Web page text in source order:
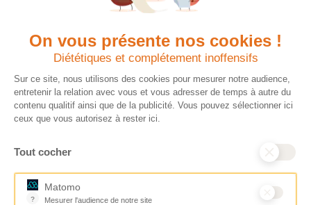
On vous présente nos cookies !
Diététiques et complétement inoffensifs
Sur ce site, nous utilisons des cookies pour mesurer notre audience,
entretenir la relation avec vous et vous adresser de temps à autre du
contenu qualitif ainsi que de la publicité. Vous pouvez sélectionner ici
ceux que vous autorisez à rester ici.
Tout cocher
?
Matomo
Mesurer l'audience de notre site